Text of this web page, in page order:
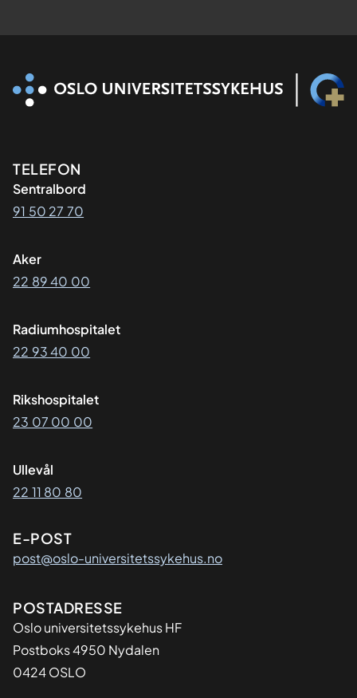
Kontaktinformasjon
TELEFON
Sentralbord
91 50 27 70
Aker
22 89 40 00
Radiumhospitalet
22 93 40 00
Rikshospitalet
23 07 00 00
Ullevål
22 11 80 80
E-POST
post@oslo-universitetssykehus.no
Adresse
POSTADRESSE
Oslo universitetssykehus HF
Postboks 4950 Nydalen
0424 OSLO